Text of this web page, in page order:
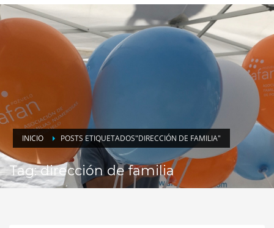
INICIO POSTS ETIQUETADOS"DIRECCIÓN DE FAMILIA"
Tag: dirección de familia